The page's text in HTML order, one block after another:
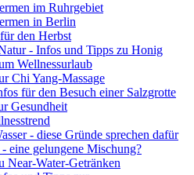
im Ruhrgebiet
in Berlin
den Herbst
- Infos und Tipps zu Honig
Wellnessurlaub
Chi Yang-Massage
für den Besuch einer Salzgrotte
Gesundheit
- diese Gründe sprechen dafür
eine gelungene Mischung?
Near-Water-Getränken